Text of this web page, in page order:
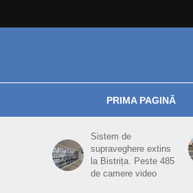
PRIMA PAGINĂ
Sistem de
supraveghere extins
la Bistrița. Peste 485
de camere video